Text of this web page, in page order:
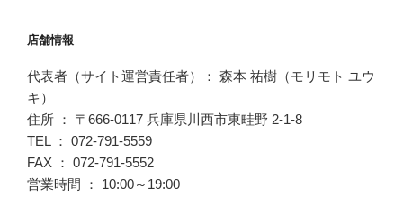
店舗情報
代表者（サイト運営責任者）： 森本 祐樹（モリモト ユウ
キ）
住所 ： 〒666-0117 兵庫県川西市東畦野 2-1-8
TEL ： 072-791-5559
FAX ： 072-791-5552
営業時間 ： 10:00～19:00